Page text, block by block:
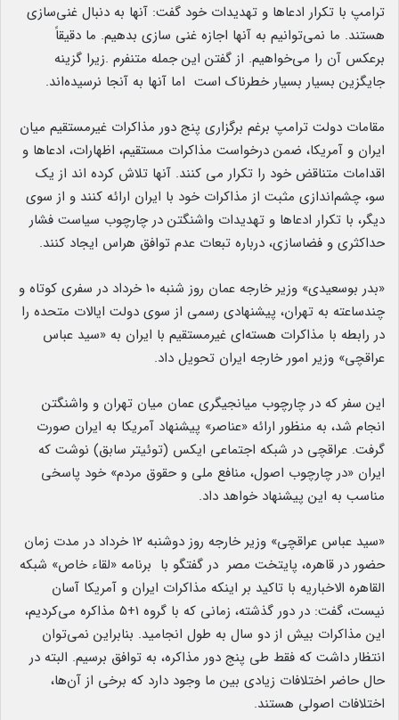
ترامپ با تکرار ادعاها و تهدیدات خود گفت: آنها به دنبال غنی‌سازی
هستند. ما نمی‌توانیم به آنها اجازه غنی سازی بدهیم. ما دقیقاً
برعکس آن را می‌خواهیم. از گفتن این جمله متنفرم .زیرا گزینه
جایگزین بسیار بسیار خطرناک است اما آنها به آنجا نرسیده‌اند.
مقامات دولت ترامپ برغم برگزاری پنج دور مذاکرات غیرمستقیم میان
ایران و آمریکا، ضمن درخواست مذاکرات مستقیم، اظهارات، ادعاها و
اقدامات متناقض خود را تکرار می کنند. آنها تلاش کرده اند از یک
سو، چشم‌اندازی مثبت از مذاکرات خود با ایران ارائه کنند و از سوی
دیگر، با تکرار ادعاها و تهدیدات واشنگتن در چارچوب سیاست فشار
حداکثری و فضاسازی، درباره تبعات عدم توافق هراس ایجاد کنند.
«بدر بوسعیدی» وزیر خارجه عمان روز شنبه ۱۰ خرداد در سفری کوتاه و
چندساعته به تهران، پیشنهادی رسمی از سوی دولت ایالات متحده را
در رابطه با مذاکرات هسته‌ای غیرمستقیم با ایران به «سید عباس
عراقچی» وزیر امور خارجه ایران تحویل داد.
این سفر که در چارچوب میانجیگری عمان میان تهران و واشنگتن
انجام شد، به منظور ارائه «عناصر» پیشنهاد آمریکا به ایران صورت
گرفت. عراقچی در شبکه اجتماعی ایکس (توئیتر سابق) نوشت که
ایران «در چارچوب اصول، منافع ملی و حقوق مردم» خود پاسخی
مناسب به این پیشنهاد خواهد داد.
«سید عباس عراقچی» وزیر خارجه روز دوشنبه ۱۲ خرداد در مدت زمان
حضور در قاهره، پایتخت مصر در گفتگو با برنامه «لقاء خاص» شبکه
القاهره الاخباریه با تاکید بر اینکه مذاکرات ایران و آمریکا آسان
نیست، گفت: در دور گذشته، زمانی که با گروه ۱+۵ مذاکره می‌کردیم،
این مذاکرات بیش از دو سال به طول انجامید. بنابراین نمی‌توان
انتظار داشت که فقط طی پنج دور مذاکره، به توافق برسیم. البته در
حال حاضر اختلافات زیادی بین ما وجود دارد که برخی از آن‌ها،
اختلافات اصولی هستند.